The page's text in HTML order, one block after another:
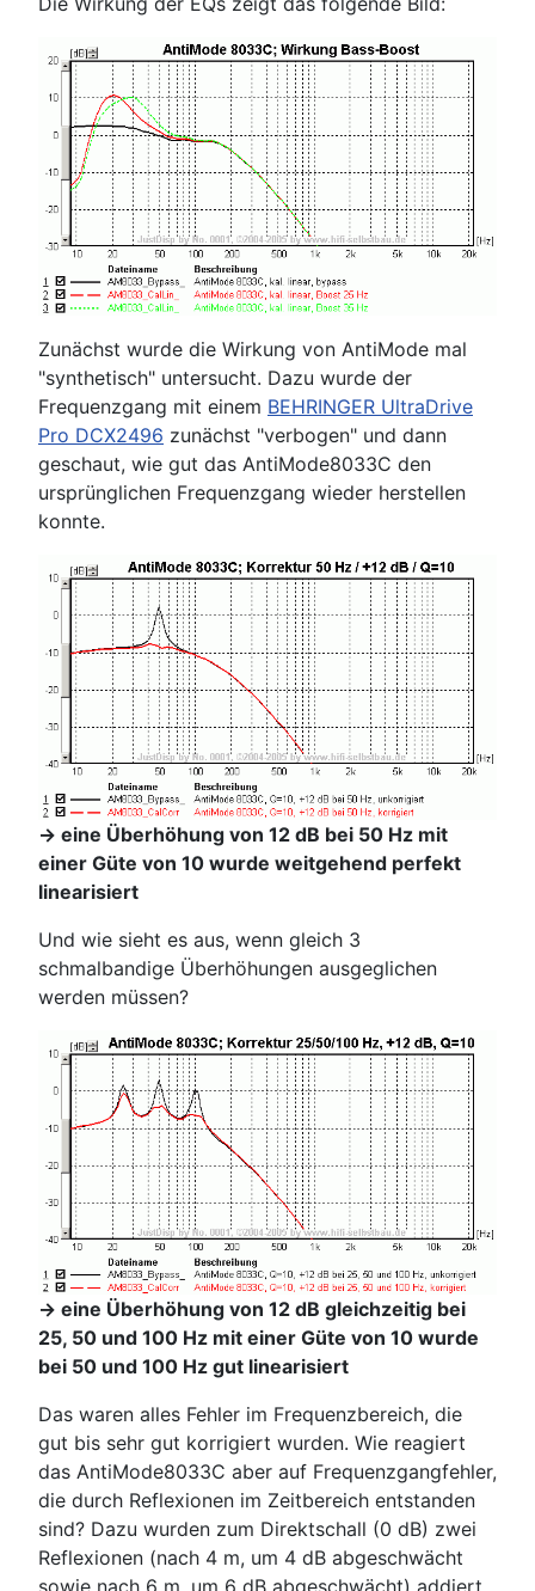
Zunächst wurde die Wirkung von AntiMode mal
"synthetisch" untersucht. Dazu wurde der
Frequenzgang mit einem BEHRINGER UltraDrive
Pro DCX2496 zunächst "verbogen" und dann
geschaut, wie gut das AntiMode8033C den
ursprünglichen Frequenzgang wieder herstellen
konnte.
-> eine Überhöhung von 12 dB bei 50 Hz mit
einer Güte von 10 wurde weitgehend perfekt
linearisiert
Und wie sieht es aus, wenn gleich 3
schmalbandige Überhöhungen ausgeglichen
werden müssen?
-> eine Überhöhung von 12 dB gleichzeitig bei
25, 50 und 100 Hz mit einer Güte von 10 wurde
bei 50 und 100 Hz gut linearisiert
Das waren alles Fehler im Frequenzbereich, die
gut bis sehr gut korrigiert wurden. Wie reagiert
das AntiMode8033C aber auf Frequenzgangfehler,
die durch Reflexionen im Zeitbereich entstanden
sind? Dazu wurden zum Direktschall (0 dB) zwei
Reflexionen (nach 4 m, um 4 dB abgeschwächt
sowie nach 6 m, um 6 dB abgeschwächt) addiert.